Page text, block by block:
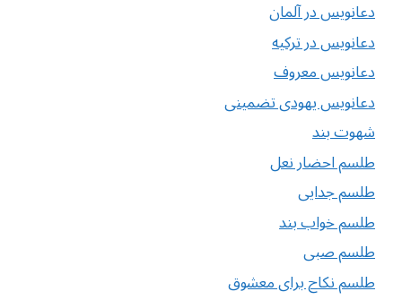
دعانویس در آلمان
دعانویس در ترکیه
دعانویس معروف
دعانویس یهودی تضمینی
شهوت بند
طلسم احضار نعل
طلسم جدایی
طلسم خواب بند
طلسم صبی
طلسم نکاح برای معشوق